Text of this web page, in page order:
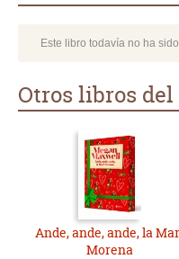
Este libro todavía no ha
Otros libros
Ande, ande, ande, la
Morena